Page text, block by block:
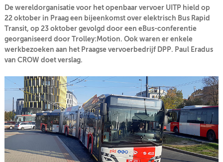
NETWERK V&V
De wereldorganisatie voor het openbaar vervoer UITP hield op
22 oktober in Praag een bijeenkomst over elektrisch Bus Rapid
Transit, op 23 oktober gevolgd door een eBus-conferentie
georganiseerd door Trolley:Motion. Ook waren er enkele
werkbezoeken aan het Praagse vervoerbedrijf DPP. Paul Eradus
van CROW doet verslag.